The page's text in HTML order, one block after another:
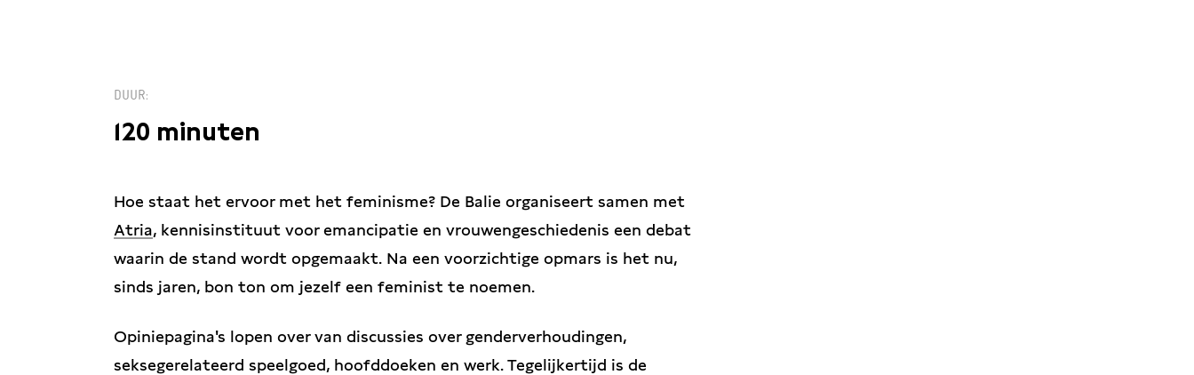
DUUR
120 minuten
Hoe staat het ervoor met het feminisme? De Balie organiseert samen met
Atria, kennisinstituut voor emancipatie en vrouwengeschiedenis een debat
waarin de stand wordt opgemaakt. Na een voorzichtige opmars is het nu,
sinds jaren, bon ton om jezelf een feminist te noemen.
Opiniepagina's lopen over van discussies over genderverhoudingen,
seksegerelateerd speelgoed, hoofddoeken en werk. Tegelijkertijd is de